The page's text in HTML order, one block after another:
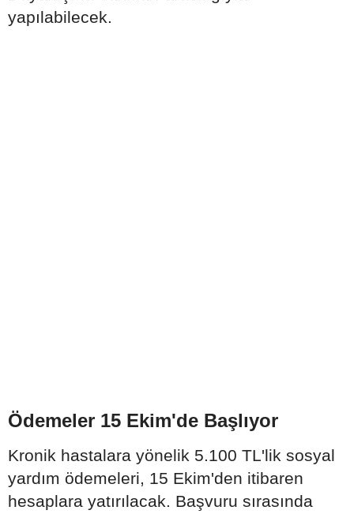
yapılabilecek.
Ödemeler 15 Ekim'de Başlıyor
Kronik hastalara yönelik 5.100 TL'lik sosyal
yardım ödemeleri, 15 Ekim'den itibaren
hesaplara yatırılacak. Başvuru sırasında